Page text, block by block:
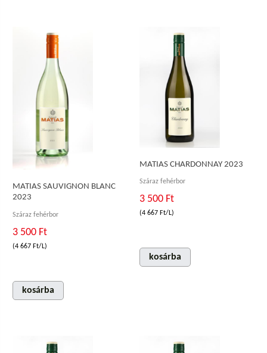
MATIAS SAUVIGNON BLANC
2023
Száraz fehérbor
3 500 Ft
(4 667 Ft/L)
kosárba
MATIAS CHARDONNAY 2023
Száraz fehérbor
3 500 Ft
(4 667 Ft/L)
kosárba